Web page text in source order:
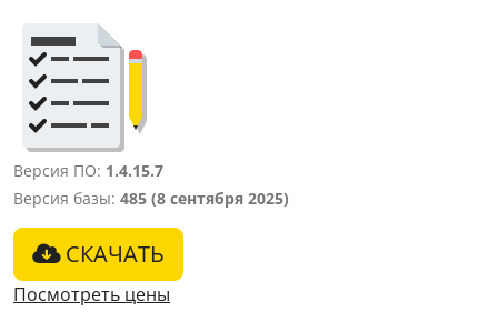
Версия ПО: 1.4.15.7
Версия базы: 485 (8 сентября 2025)
СКАЧАТЬ
Посмотреть цены